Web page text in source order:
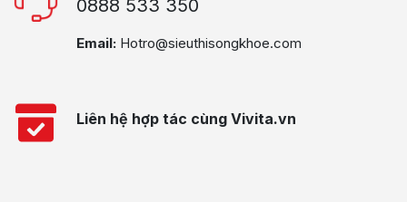
0888 533 350
Email: Hotro@sieuthisongkhoe.com
Liên hệ hợp tác cùng Vivita.vn